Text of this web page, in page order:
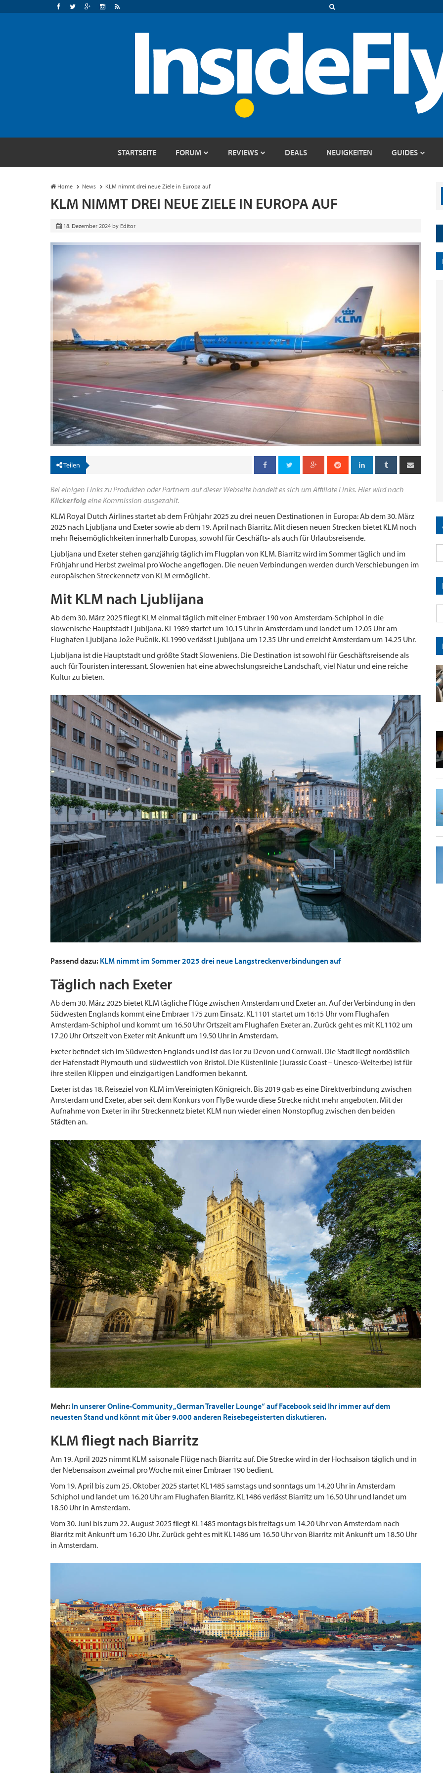
STARTSEITE FORUM REVIEWS DEALS NEUIGKEITEN GUIDES
Home News KLM nimmt drei neue Ziele in Europa auf
KLM NIMMT DREI NEUE ZIELE IN EUROPA AUF
18. Dezember 2024 by Editor
Teilen
Bei einigen Links zu Produkten oder Partnern auf dieser Webseite handelt es sich um Affiliate Links. Hier wird nach
Klickerfolg eine Kommission ausgezahlt.
KLM Royal Dutch Airlines startet ab dem Frühjahr 2025 zu drei neuen Destinationen in Europa: Ab dem 30. März
2025 nach Ljubljana und Exeter sowie ab dem 19. April nach Biarritz. Mit diesen neuen Strecken bietet KLM noch
mehr Reisemöglichkeiten innerhalb Europas, sowohl für Geschäfts- als auch für Urlaubsreisende.
Ljubljana und Exeter stehen ganzjährig täglich im Flugplan von KLM. Biarritz wird im Sommer täglich und im
Frühjahr und Herbst zweimal pro Woche angeflogen. Die neuen Verbindungen werden durch Verschiebungen im
europäischen Streckennetz von KLM ermöglicht.
Mit KLM nach Ljublijana
Ab dem 30. März 2025 fliegt KLM einmal täglich mit einer Embraer 190 von Amsterdam-Schiphol in die
slowenische Hauptstadt Ljubljana. KL1989 startet um 10.15 Uhr in Amsterdam und landet um 12.05 Uhr am
Flughafen Ljubljana Jože Pučnik. KL1990 verlässt Ljubljana um 12.35 Uhr und erreicht Amsterdam um 14.25 Uhr.
Ljubljana ist die Hauptstadt und größte Stadt Sloweniens. Die Destination ist sowohl für Geschäftsreisende als
auch für Touristen interessant. Slowenien hat eine abwechslungsreiche Landschaft, viel Natur und eine reiche
Kultur zu bieten.
Passend dazu: KLM nimmt im Sommer 2025 drei neue Langstreckenverbindungen auf
Täglich nach Exeter
Ab dem 30. März 2025 bietet KLM tägliche Flüge zwischen Amsterdam und Exeter an. Auf der Verbindung in den
Südwesten Englands kommt eine Embraer 175 zum Einsatz. KL1101 startet um 16:15 Uhr vom Flughafen
Amsterdam-Schiphol und kommt um 16.50 Uhr Ortszeit am Flughafen Exeter an. Zurück geht es mit KL1102 um
17.20 Uhr Ortszeit von Exeter mit Ankunft um 19.50 Uhr in Amsterdam.
Exeter befindet sich im Südwesten Englands und ist das Tor zu Devon und Cornwall. Die Stadt liegt nordöstlich
der Hafenstadt Plymouth und südwestlich von Bristol. Die Küstenlinie (Jurassic Coast – Unesco-Welterbe) ist für
ihre steilen Klippen und einzigartigen Landformen bekannt.
Exeter ist das 18. Reiseziel von KLM im Vereinigten Königreich. Bis 2019 gab es eine Direktverbindung zwischen
Amsterdam und Exeter, aber seit dem Konkurs von FlyBe wurde diese Strecke nicht mehr angeboten. Mit der
Aufnahme von Exeter in ihr Streckennetz bietet KLM nun wieder einen Nonstopflug zwischen den beiden
Städten an.
Mehr: In unserer Online-Community „German Traveller Lounge“ auf Facebook seid Ihr immer auf dem
neuesten Stand und könnt mit über 9.000 anderen Reisebegeisterten diskutieren.
KLM fliegt nach Biarritz
Am 19. April 2025 nimmt KLM saisonale Flüge nach Biarritz auf. Die Strecke wird in der Hochsaison täglich und in
der Nebensaison zweimal pro Woche mit einer Embraer 190 bedient.
Vom 19. April bis zum 25. Oktober 2025 startet KL1485 samstags und sonntags um 14.20 Uhr in Amsterdam
Schiphol und landet um 16.20 Uhr am Flughafen Biarritz. KL1486 verlässt Biarritz um 16.50 Uhr und landet um
18.50 Uhr in Amsterdam.
Vom 30. Juni bis zum 22. August 2025 fliegt KL1485 montags bis freitags um 14.20 Uhr von Amsterdam nach
Biarritz mit Ankunft um 16.20 Uhr. Zurück geht es mit KL1486 um 16.50 Uhr von Biarritz mit Ankunft um 18.50 Uhr
in Amsterdam.